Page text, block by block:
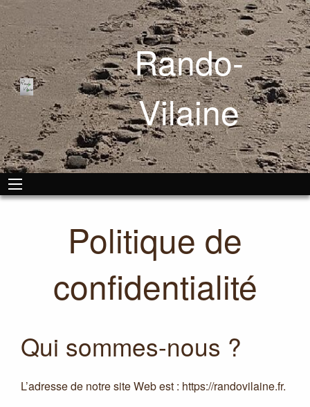
Rando-
Vilaine
Politique de
confidentialité
Qui sommes-nous ?
L’adresse de notre site Web est : https://randovilaine.fr.